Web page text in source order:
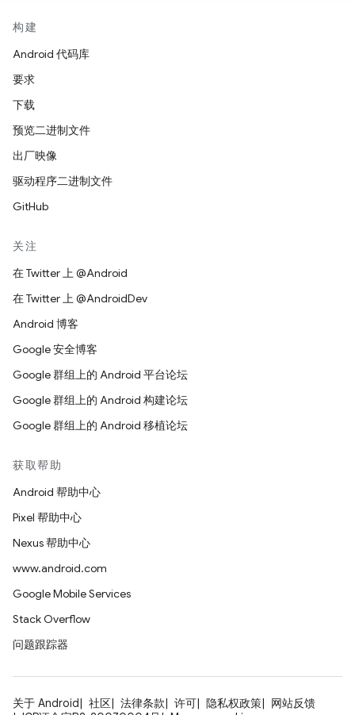
构建
Android 代码库
要求
下载
预览二进制文件
出厂映像
驱动程序二进制文件
GitHub
关注
在 Twitter 上 @Android
在 Twitter 上 @AndroidDev
Android 博客
Google 安全博客
Google 群组上的 Android 平台论坛
Google 群组上的 Android 构建论坛
Google 群组上的 Android 移植论坛
获取帮助
Android 帮助中心
Pixel 帮助中心
Nexus 帮助中心
www.android.com
Google Mobile Services
Stack Overflow
问题跟踪器
关于 Android 社区 法律条款 许可 隐私权政策
网站反馈